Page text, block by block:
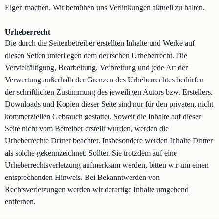
Eigen machen. Wir bemühen uns Verlinkungen aktuell zu halten.
Urheberrecht
Die durch die Seitenbetreiber erstellten Inhalte und Werke auf
diesen Seiten unterliegen dem deutschen Urheberrecht. Die
Vervielfältigung, Bearbeitung, Verbreitung und jede Art der
Verwertung außerhalb der Grenzen des Urheberrechtes bedürfen
der schriftlichen Zustimmung des jeweiligen Autors bzw. Erstellers.
Downloads und Kopien dieser Seite sind nur für den privaten, nicht
kommerziellen Gebrauch gestattet. Soweit die Inhalte auf dieser
Seite nicht vom Betreiber erstellt wurden, werden die
Urheberrechte Dritter beachtet. Insbesondere werden Inhalte Dritter
als solche gekennzeichnet. Sollten Sie trotzdem auf eine
Urheberrechtsverletzung aufmerksam werden, bitten wir um einen
entsprechenden Hinweis. Bei Bekanntwerden von
Rechtsverletzungen werden wir derartige Inhalte umgehend
entfernen.